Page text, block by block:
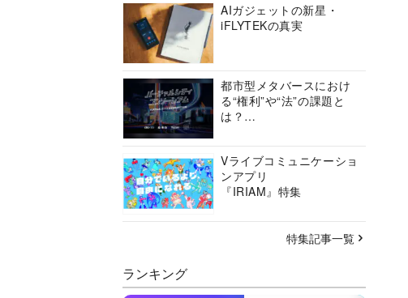
AIガジェットの新星・
iFLYTEKの真実
都市型メタバースにおけ
る“権利”や“法”の課題と
は？
ーシアムの挑戦に迫る
Vライブコミュニケーショ
ンアプリ
『IRIAM』特集
特集記事一覧
ランキング